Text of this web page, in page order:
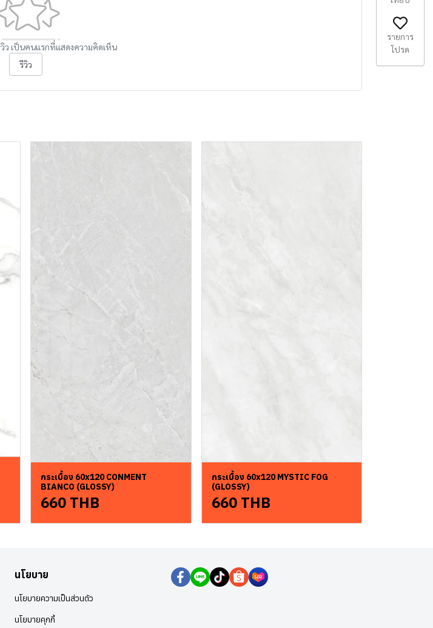
ว เป็นคนแรกที่แสดงความคิดเห็น
รีวิว
กระเบื้อง 60x120 CONMENT
BIANCO (GLOSSY)
660 THB
กระเบื้อง 60x120 MYSTIC FOG
(GLOSSY)
660 THB
นโยบาย
นโยบายความเป็นส่วนตัว
นโยบายคุกกี้
รายการ
โปรด